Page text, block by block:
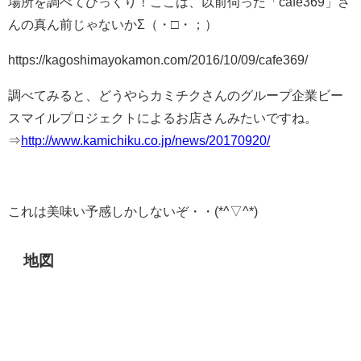
んの真ん前じゃないかΣ（・□・；）
https://kagoshimayokamon.com/2016/10/09/cafe369/
調べてみると、どうやらカミチクさんのグループ企業 ビー
スマイルプロジェクトによるお店さんみたいですね。
⇒http://www.kamichiku.co.jp/news/20170920/
これは美味い予感しかしないぞ・・(*^▽^*)
地図